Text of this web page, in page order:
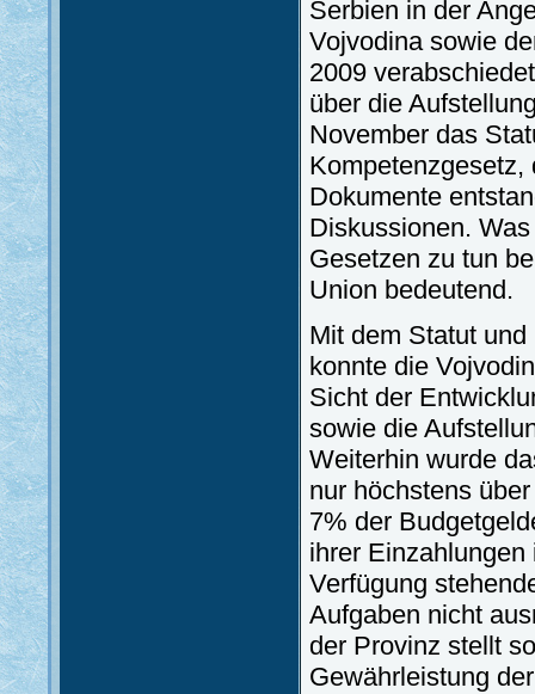
Serbien in der
Vojvodina sowie
2009
über die
November das
Kompetenzgesetz,
Dokumente
Diskussionen.
Gesetzen zu tun
Union bedeutend.
Mit dem Statut
konnte die
Sicht der
sowie die
Weiterhin wurde
nur höchstens
7% der
ihrer
Verfügung
Aufgaben nicht
der Provinz stellt
Gewährleistung